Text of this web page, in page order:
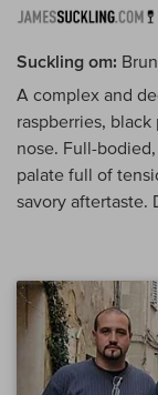
Suckling om:
A complex and
raspberries,
nose. Full-
palate full of
savory aftertaste.